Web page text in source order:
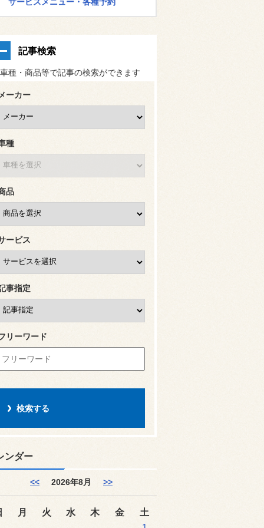
記事検索
種・商品等で記事の検索ができます
ーカー
種
品
ービス
事指定
リーワード
ンダー
<< 2026年8月 >>
月 火 水 木 金
土